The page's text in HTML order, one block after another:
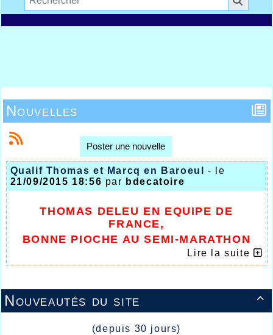

Nouveautés du site
(depuis 30 jours)
Nouvelles
Poster une nouvelle
Qualif Thomas et Marcq en Baroeul
- le
21/09/2015 18:56 par bdecatoire
THOMAS DELEU EN EQUIPE DE
FRANCE,
BONNE PIOCHE AU SEMI-MARATHON
DE MARCQ EN BAROEULLire la suite